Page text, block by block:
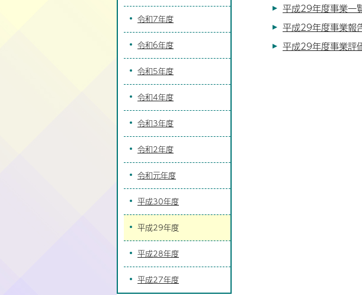
平成29年度事業一
平成29年度事業報
平成29年度事業評
令和7年度
令和6年度
令和5年度
令和4年度
令和3年度
令和2年度
令和元年度
平成30年度
平成29年度
平成28年度
平成27年度